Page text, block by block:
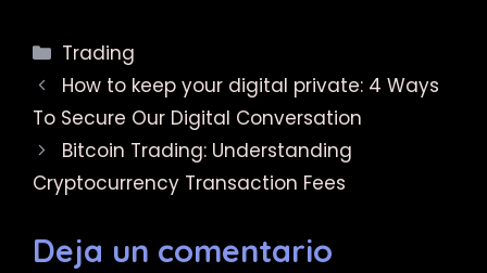
Categorías
Trading
How to keep your digital private: 4 Ways
To Secure Our Digital Conversation
Bitcoin Trading: Understanding
Cryptocurrency Transaction Fees
Deja un comentario